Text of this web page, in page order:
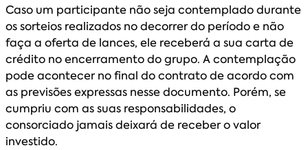
Caso um participante não seja contemplado durante
os sorteios realizados no decorrer do período e não
faça a oferta de lances, ele receberá a sua carta de
crédito no encerramento do grupo. A contemplação
pode acontecer no final do contrato de acordo com
as previsões expressas nesse documento. Porém, se
cumpriu com as suas responsabilidades, o
consorciado jamais deixará de receber o valor
investido.